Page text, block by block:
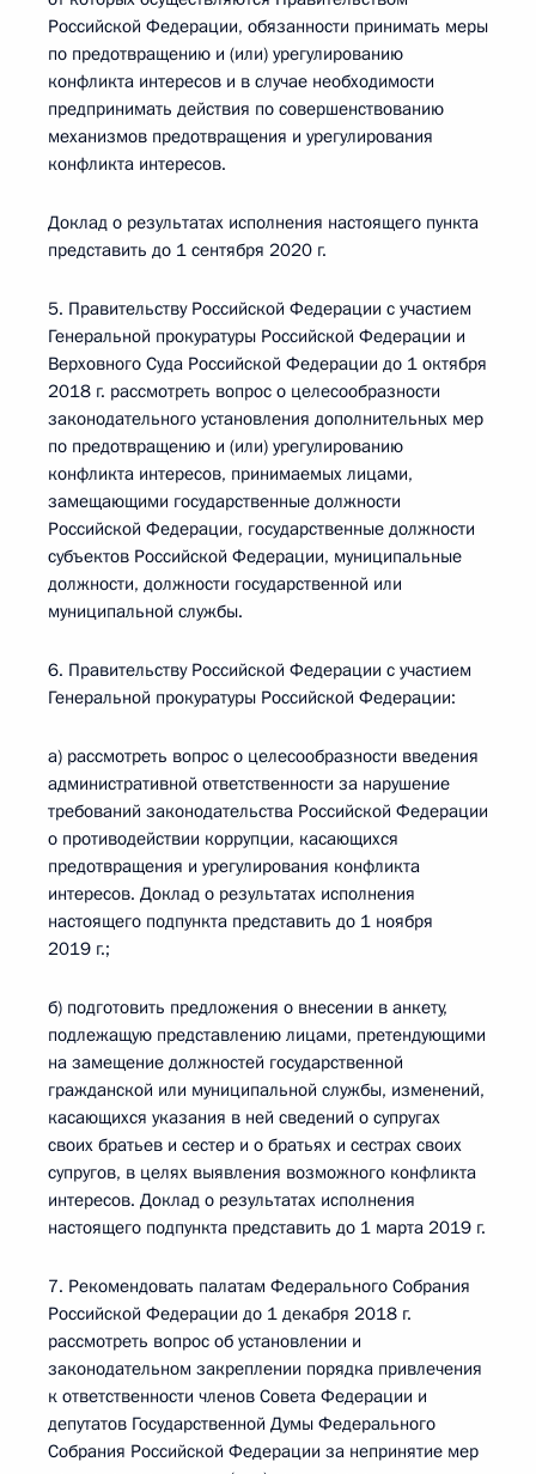
Российской Федерации, обязанности принимать меры
по предотвращению и (или) урегулированию
конфликта интересов и в случае необходимости
предпринимать действия по совершенствованию
механизмов предотвращения и урегулирования
конфликта интересов.
Доклад о результатах исполнения настоящего пункта
представить до 1 сентября 2020 г.
5. Правительству Российской Федерации с участием
Генеральной прокуратуры Российской Федерации и
Верховного Суда Российской Федерации до 1 октября
2018 г. рассмотреть вопрос о целесообразности
законодательного установления дополнительных мер
по предотвращению и (или) урегулированию
конфликта интересов, принимаемых лицами,
замещающими государственные должности
Российской Федерации, государственные должности
субъектов Российской Федерации, муниципальные
должности, должности государственной или
муниципальной службы.
6. Правительству Российской Федерации с участием
Генеральной прокуратуры Российской Федерации:
а) рассмотреть вопрос о целесообразности введения
административной ответственности за нарушение
требований законодательства Российской Федерации
о противодействии коррупции, касающихся
предотвращения и урегулирования конфликта
интересов. Доклад о результатах исполнения
настоящего подпункта представить до 1 ноября
2019 г.;
б) подготовить предложения о внесении в анкету,
подлежащую представлению лицами, претендующими
на замещение должностей государственной
гражданской или муниципальной службы, изменений,
касающихся указания в ней сведений о супругах
своих братьев и сестер и о братьях и сестрах своих
супругов, в целях выявления возможного конфликта
интересов. Доклад о результатах исполнения
настоящего подпункта представить до 1 марта 2019 г.
7. Рекомендовать палатам Федерального Собрания
Российской Федерации до 1 декабря 2018 г.
рассмотреть вопрос об установлении и
законодательном закреплении порядка привлечения
к ответственности членов Совета Федерации и
депутатов Государственной Думы Федерального
Собрания Российской Федерации за непринятие мер